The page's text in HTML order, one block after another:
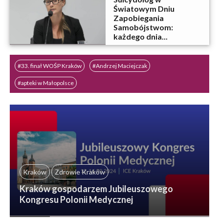
Światowym Dniu
Zapobiegania
Samobójstwom:
każdego dnia...
#33. finał WOŚP Kraków #Andrzej Maciejczak
#apteki w Małopolsce
bezpłatne badania #Bezpłatne badania Ktraków
#bezpłatne badania lekarskie
Kraków Zdrowie Kraków
Kraków gospodarzem Jubileuszowego
Kongresu Polonii Medycznej